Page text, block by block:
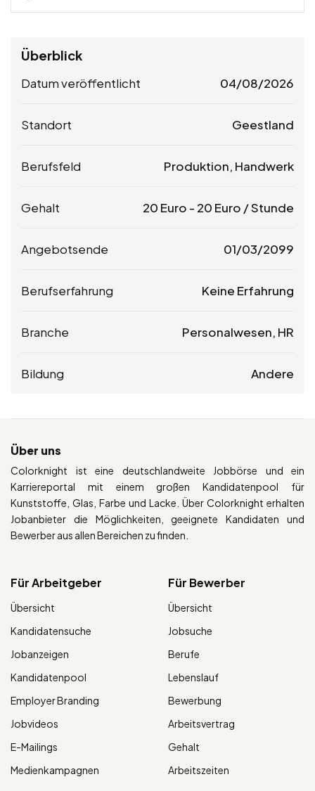
Überblick
Datum veröffentlicht 04/08/2026
Standort Geestland
Berufsfeld Produktion, Handwerk
Gehalt 20 Euro - 20 Euro / Stunde
Angebotsende 01/03/2099
Berufserfahrung Keine Erfahrung
Branche Personalwesen, HR
Bildung Andere
Über uns
Colorknight ist eine deutschlandweite Jobbörse und ein
Karriereportal mit einem großen Kandidatenpool für
Kunststoffe, Glas, Farbe und Lacke. Über Colorknight erhalten
Jobanbieter die Möglichkeiten, geeignete Kandidaten und
Bewerber aus allen Bereichen zu finden.
Für Arbeitgeber
Übersicht
Kandidatensuche
Jobanzeigen
Kandidatenpool
Employer Branding
Jobvideos
E-Mailings
Medienkampagnen
Für Bewerber
Übersicht
Jobsuche
Berufe
Lebenslauf
Bewerbung
Arbeitsvertrag
Gehalt
Arbeitszeiten